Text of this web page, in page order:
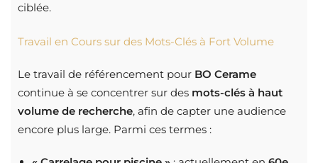
ciblée.
Travail en Cours sur des Mots-Clés à Fort Volume
Le travail de référencement pour BO Cerame
continue à se concentrer sur des mots-clés à haut
volume de recherche, afin de capter une audience
encore plus large. Parmi ces termes :